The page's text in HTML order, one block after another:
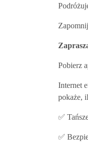
Pobierz
Internet
pokaże,
✅
✅